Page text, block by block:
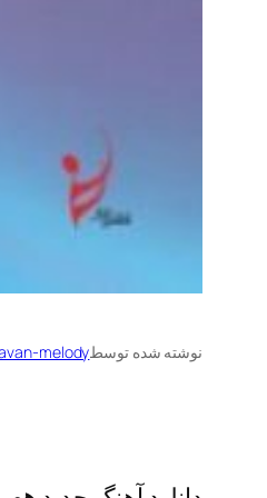
نوشته شده توسطmelody